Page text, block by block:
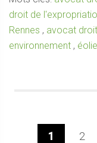
droit de
Rennes , avocat
environnement ,
1 2